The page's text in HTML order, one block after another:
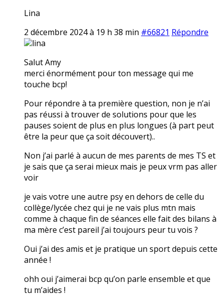
Lina
2 décembre 2024 à 19 h 38 min #66821 Répondre
lina
Salut Amy
merci énormément pour ton message qui me
touche bcp!
Pour répondre à ta première question, non je n’ai
pas réussi à trouver de solutions pour que les
pauses soient de plus en plus longues (à part peut
être la peur que ça soit découvert)..
Non j’ai parlé à aucun de mes parents de mes TS et
je sais que ça serai mieux mais je peux vrm pas aller
voir
je vais votre une autre psy en dehors de celle du
collège/lycée chez qui je ne vais plus mtn mais
comme à chaque fin de séances elle fait des bilans à
ma mère c’est pareil j’ai toujours peur tu vois ?
Oui j’ai des amis et je pratique un sport depuis cette
année !
ohh oui j’aimerai bcp qu’on parle ensemble et que
tu m’aides !